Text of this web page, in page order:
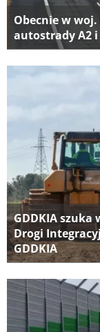
Obecnie w
autostrady A2 i
GDDKIA szuka
Drogi
GDDKIA